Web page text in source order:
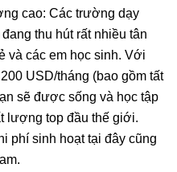
cao: Các trường dạy
thu hút rất nhiều tân
và các em học sinh. Với
USD/tháng (bao gồm tất
sẽ được sống và học tập
lượng top đầu thế giới.
phí sinh hoạt tại đây cũng